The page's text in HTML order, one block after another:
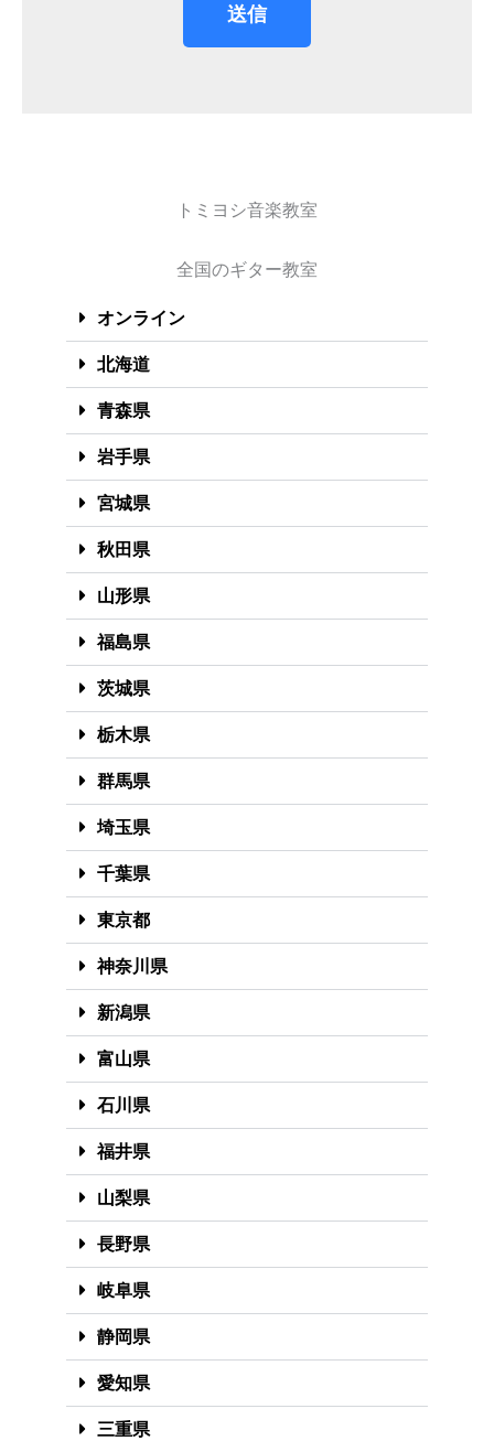
送信
トミヨシ音楽教室
全国のギター教室
オンライン
北海道
青森県
岩手県
宮城県
秋田県
山形県
福島県
茨城県
栃木県
群馬県
埼玉県
千葉県
東京都
神奈川県
新潟県
富山県
石川県
福井県
山梨県
長野県
岐阜県
静岡県
愛知県
三重県